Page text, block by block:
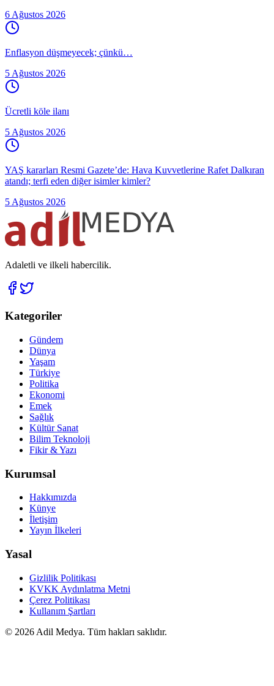
6 Ağustos 2026
Enflasyon düşmeyecek; çünkü…
5 Ağustos 2026
Ücretli köle ilanı
5 Ağustos 2026
YAŞ kararları Resmi Gazete’de: Hava Kuvvetlerine Rafet Dalkıran
atandı; terfi eden diğer isimler kimler?
5 Ağustos 2026
Adaletli ve ilkeli habercilik.
Kategoriler
Gündem
Dünya
Yaşam
Türkiye
Politika
Ekonomi
Emek
Sağlık
Kültür Sanat
Bilim Teknoloji
Fikir & Yazı
Kurumsal
Hakkımızda
Künye
İletişim
Yayın İlkeleri
Yasal
Gizlilik Politikası
KVKK Aydınlatma Metni
Çerez Politikası
Kullanım Şartları
© 2026 Adil Medya. Tüm hakları saklıdır.